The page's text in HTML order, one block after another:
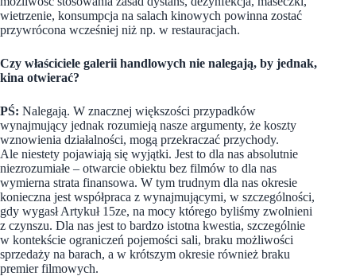
wietrzenie, konsumpcja na salach kinowych powinna zostać
przywrócona wcześniej niż np. w restauracjach.
Czy właściciele galerii handlowych nie nalegają, by jednak,
kina otwierać?
PŚ: Nalegają. W znacznej większości przypadków
wynajmujący jednak rozumieją nasze argumenty, że koszty
wznowienia działalności, mogą przekraczać przychody.
Ale niestety pojawiają się wyjątki. Jest to dla nas absolutnie
niezrozumiałe – otwarcie obiektu bez filmów to dla nas
wymierna strata finansowa. W tym trudnym dla nas okresie
konieczna jest współpraca z wynajmującymi, w szczególności,
gdy wygasł Artykuł 15ze, na mocy którego byliśmy zwolnieni
z czynszu. Dla nas jest to bardzo istotna kwestia, szczególnie
w kontekście ograniczeń pojemości sali, braku możliwości
sprzedaży na barach, a w krótszym okresie również braku
premier filmowych.